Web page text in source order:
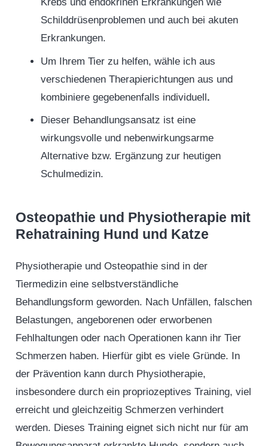
Schilddrüsenproblemen und auch bei akuten
Erkrankungen.
Um Ihrem Tier zu helfen, wähle ich aus
verschiedenen Therapierichtungen aus und
kombiniere gegebenenfalls individuell.
Dieser Behandlungsansatz ist eine
wirkungsvolle und nebenwirkungsarme
Alternative bzw. Ergänzung zur heutigen
Schulmedizin.
Osteopathie und Physiotherapie mit
Rehatraining Hund und Katze
Physiotherapie und Osteopathie sind in der
Tiermedizin eine selbstverständliche
Behandlungsform geworden. Nach Unfällen, falschen
Belastungen, angeborenen oder erworbenen
Fehlhaltungen oder nach Operationen kann ihr Tier
Schmerzen haben. Hierfür gibt es viele Gründe. In
der Prävention kann durch Physiotherapie,
insbesondere durch ein propriozeptives Training, viel
erreicht und gleichzeitig Schmerzen verhindert
werden. Dieses Training eignet sich nicht nur für am